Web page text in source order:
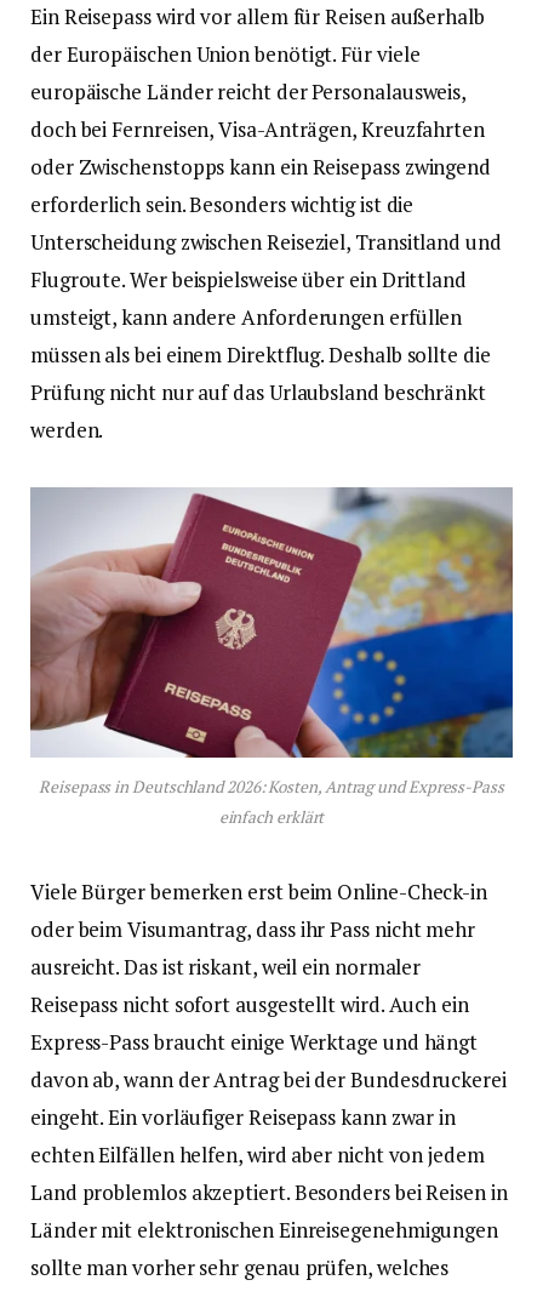
Ein Reisepass wird vor allem für Reisen außerhalb
der Europäischen Union benötigt. Für viele
europäische Länder reicht der Personalausweis,
doch bei Fernreisen, Visa-Anträgen, Kreuzfahrten
oder Zwischenstopps kann ein Reisepass zwingend
erforderlich sein. Besonders wichtig ist die
Unterscheidung zwischen Reiseziel, Transitland und
Flugroute. Wer beispielsweise über ein Drittland
umsteigt, kann andere Anforderungen erfüllen
müssen als bei einem Direktflug. Deshalb sollte die
Prüfung nicht nur auf das Urlaubsland beschränkt
werden.
Reisepass in Deutschland 2026: Kosten, Antrag und Express-Pass
einfach erklärt
Viele Bürger bemerken erst beim Online-Check-in
oder beim Visumantrag, dass ihr Pass nicht mehr
ausreicht. Das ist riskant, weil ein normaler
Reisepass nicht sofort ausgestellt wird. Auch ein
Express-Pass braucht einige Werktage und hängt
davon ab, wann der Antrag bei der Bundesdruckerei
eingeht. Ein vorläufiger Reisepass kann zwar in
echten Eilfällen helfen, wird aber nicht von jedem
Land problemlos akzeptiert. Besonders bei Reisen in
Länder mit elektronischen Einreisegenehmigungen
sollte man vorher sehr genau prüfen, welches